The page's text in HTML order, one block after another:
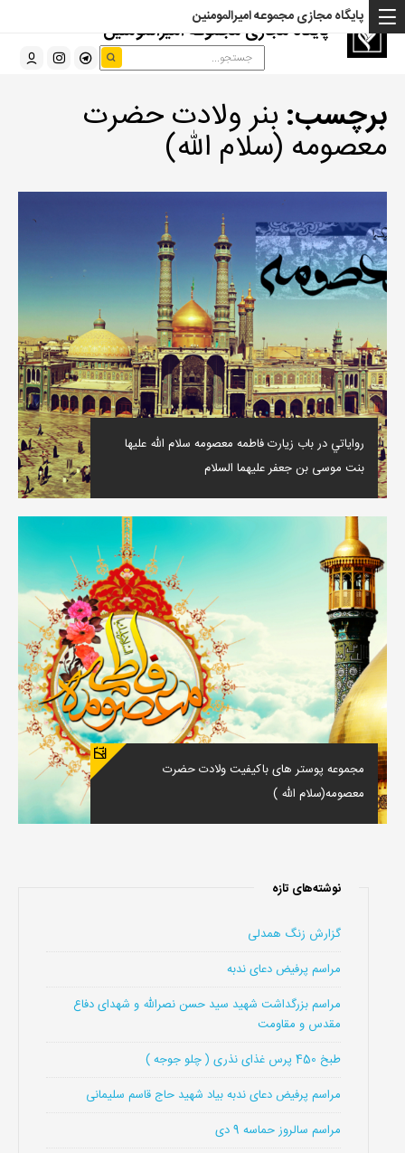
پایگاه مجازی مجموعه امیرالمومنین
پایگاه مجازی مجموعه امیرالمومنین
برچسب: بنر ولادت حضرت
معصومه (سلام الله)
رواياتي در باب زيارت فاطمه معصومه سلام الله عليها
بنت موسى بن جعفر عليهما السلام
مجموعه پوستر های باکیفیت ولادت حضرت
معصومه(سلام الله )
نوشته‌های تازه
گزارش زنگ همدلی
مراسم پرفیض دعای ندبه
مراسم بزرگداشت شهید سید حسن نصرالله و شهدای دفاع
مقدس و مقاومت
طبخ 450 پرس غذای نذری ( چلو جوجه )
مراسم پرفیض دعای ندبه بیاد شهید حاج قاسم سلیمانی
مراسم سالروز حماسه 9 دی